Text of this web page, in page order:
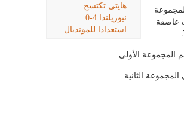
هايتي تكتسح
نيوزيلندا 4-0
استعدادا للمونديال
في ظروف عاصفة